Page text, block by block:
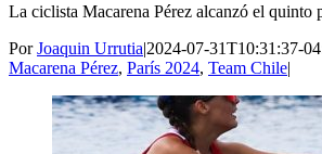
La ciclista Macarena Pérez alcanzó el quinto
PorJoaquin Urrutia|2024-07-31T10:31:37-
Macarena Pérez, París 2024, Team Chile|